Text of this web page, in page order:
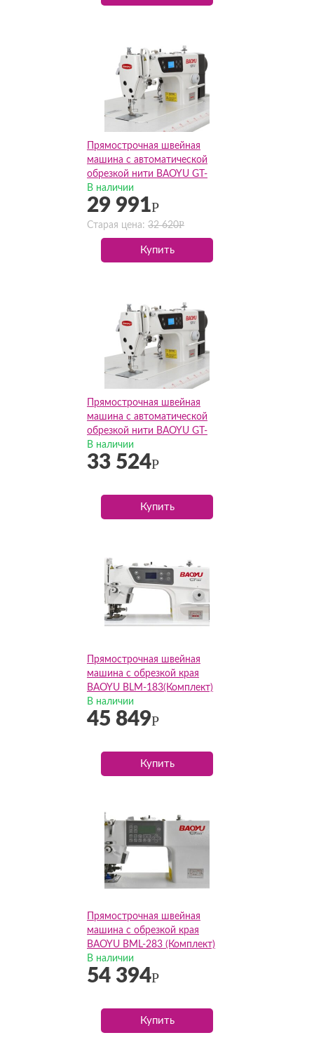
Прямострочная швейная
машина с автоматической
обрезкой нити BAOYU GT-
188(Комплект)
В наличии
29 991Р
Старая цена: 32 620Р
Купить
Прямострочная швейная
машина с автоматической
обрезкой нити BAOYU GT-
188H(Комплект)
В наличии
33 524Р
Купить
Прямострочная швейная
машина с обрезкой края
BAOYU BLM-183(Комплект)
В наличии
45 849Р
Купить
Прямострочная швейная
машина с обрезкой края
BAOYU BML-283 (Комплект)
В наличии
54 394Р
Купить